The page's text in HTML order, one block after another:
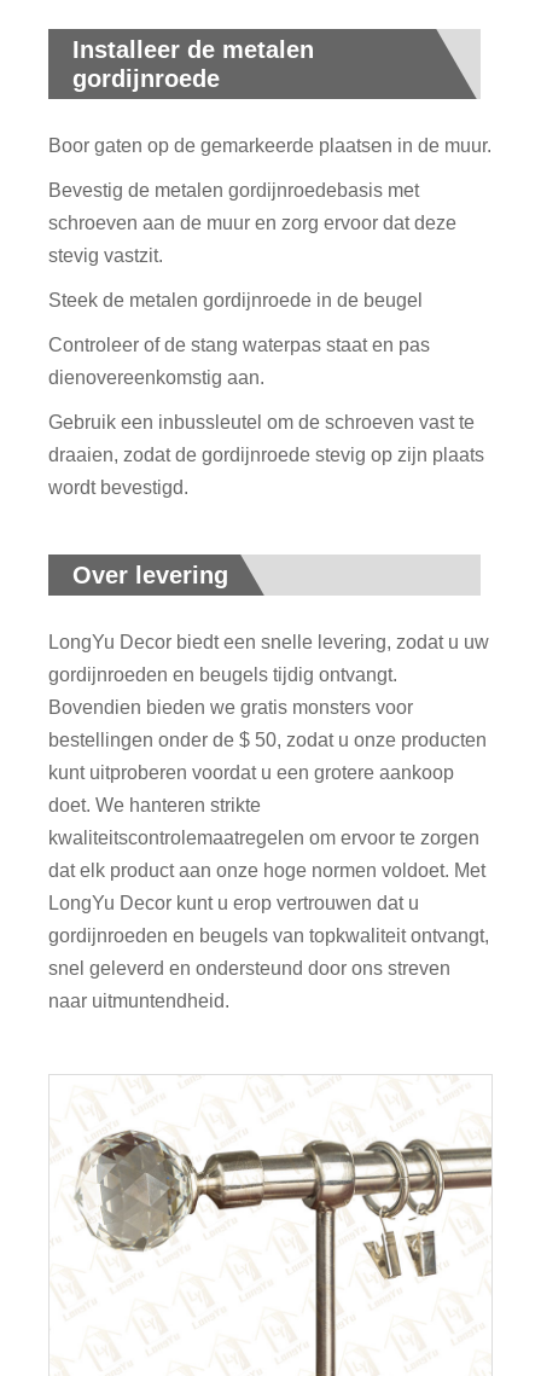
Installeer de metalen
gordijnroede
Boor gaten op de gemarkeerde plaatsen in de muur.
Bevestig de metalen gordijnroedebasis met
schroeven aan de muur en zorg ervoor dat deze
stevig vastzit.
Steek de metalen gordijnroede in de beugel
Controleer of de stang waterpas staat en pas
dienovereenkomstig aan.
Gebruik een inbussleutel om de schroeven vast te
draaien, zodat de gordijnroede stevig op zijn plaats
wordt bevestigd.
Over levering
LongYu Decor biedt een snelle levering, zodat u uw
gordijnroeden en beugels tijdig ontvangt.
Bovendien bieden we gratis monsters voor
bestellingen onder de $ 50, zodat u onze producten
kunt uitproberen voordat u een grotere aankoop
doet. We hanteren strikte
kwaliteitscontrolemaatregelen om ervoor te zorgen
dat elk product aan onze hoge normen voldoet. Met
LongYu Decor kunt u erop vertrouwen dat u
gordijnroeden en beugels van topkwaliteit ontvangt,
snel geleverd en ondersteund door ons streven
naar uitmuntendheid.